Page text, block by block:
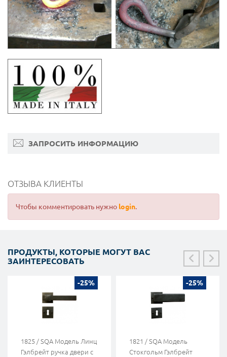
ЗАПРОСИТЬ ИНФОРМАЦИЮ
ОТЗЫВА КЛИЕНТЫ
Чтобы комментировать нужно login.
ПРОДУКТЫ, КОТОРЫЕ МОГУТ ВАС
ЗАИНТЕРЕСОВАТЬ
-25%
1825 / SQA Модель Линц
Гэлбрейт ручка двери с
-25%
1821 / SQA Модель
Стокгольм Гэлбрейт